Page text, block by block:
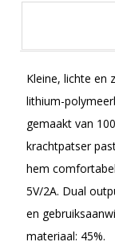
Kleine, lichte en
lithium-
gemaakt van
krachtpatser
hem
5V/2A. Dual
en
materiaal: 45%.